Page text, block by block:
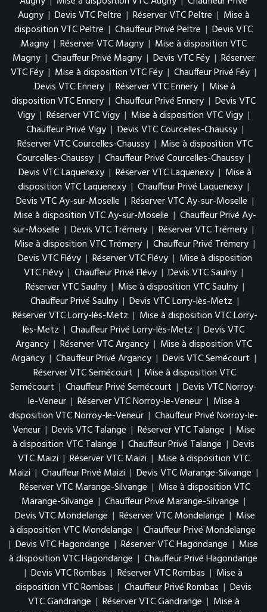
Augny | Devis VTC Peltre | Réserver VTC Peltre | Mise à
disposition VTC Peltre | Chauffeur Privé Peltre | Devis VTC
Magny | Réserver VTC Magny | Mise à disposition VTC
Magny | Chauffeur Privé Magny | Devis VTC Féy | Réserver
VTC Féy | Mise à disposition VTC Féy | Chauffeur Privé Féy |
Devis VTC Ennery | Réserver VTC Ennery | Mise à
disposition VTC Ennery | Chauffeur Privé Ennery | Devis VTC
Vigy | Réserver VTC Vigy | Mise à disposition VTC Vigy |
Chauffeur Privé Vigy | Devis VTC Courcelles-Chaussy |
Réserver VTC Courcelles-Chaussy | Mise à disposition VTC
Courcelles-Chaussy | Chauffeur Privé Courcelles-Chaussy |
Devis VTC Laquenexy | Réserver VTC Laquenexy | Mise à
disposition VTC Laquenexy | Chauffeur Privé Laquenexy |
Devis VTC Ay-sur-Moselle | Réserver VTC Ay-sur-Moselle |
Mise à disposition VTC Ay-sur-Moselle | Chauffeur Privé Ay-
sur-Moselle | Devis VTC Trémery | Réserver VTC Trémery |
Mise à disposition VTC Trémery | Chauffeur Privé Trémery |
Devis VTC Flévy | Réserver VTC Flévy | Mise à disposition
VTC Flévy | Chauffeur Privé Flévy | Devis VTC Saulny |
Réserver VTC Saulny | Mise à disposition VTC Saulny |
Chauffeur Privé Saulny | Devis VTC Lorry-lès-Metz |
Réserver VTC Lorry-lès-Metz | Mise à disposition VTC Lorry-
lès-Metz | Chauffeur Privé Lorry-lès-Metz | Devis VTC
Argancy | Réserver VTC Argancy | Mise à disposition VTC
Argancy | Chauffeur Privé Argancy | Devis VTC Semécourt |
Réserver VTC Semécourt | Mise à disposition VTC
Semécourt | Chauffeur Privé Semécourt | Devis VTC Norroy-
le-Veneur | Réserver VTC Norroy-le-Veneur | Mise à
disposition VTC Norroy-le-Veneur | Chauffeur Privé Norroy-le-
Veneur | Devis VTC Talange | Réserver VTC Talange | Mise
à disposition VTC Talange | Chauffeur Privé Talange | Devis
VTC Maizi | Réserver VTC Maizi | Mise à disposition VTC
Maizi | Chauffeur Privé Maizi | Devis VTC Marange-Silvange |
Réserver VTC Marange-Silvange | Mise à disposition VTC
Marange-Silvange | Chauffeur Privé Marange-Silvange |
Devis VTC Mondelange | Réserver VTC Mondelange | Mise
à disposition VTC Mondelange | Chauffeur Privé Mondelange
| Devis VTC Hagondange | Réserver VTC Hagondange | Mise
à disposition VTC Hagondange | Chauffeur Privé Hagondange
| Devis VTC Rombas | Réserver VTC Rombas | Mise à
disposition VTC Rombas | Chauffeur Privé Rombas | Devis
VTC Gandrange | Réserver VTC Gandrange | Mise à